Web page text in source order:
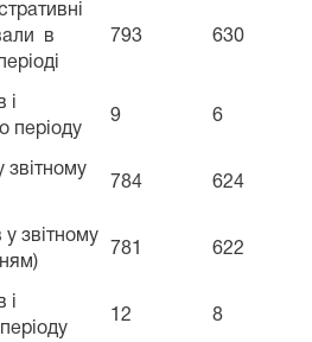
в
793 630
і
періоду
9 6
звітному
784 624
у звітному
781 622
і
12 8